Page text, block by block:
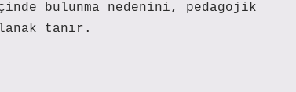
bulunma nedenini, pedagojik
tanır.